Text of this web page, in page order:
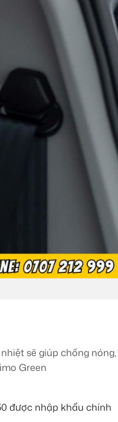
sẽ giúp chống nóng,
Green
được nhập khẩu chính